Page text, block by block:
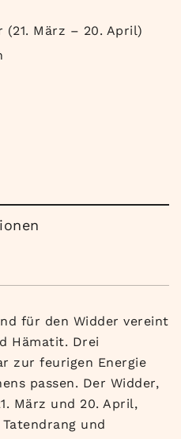
(21. März – 20. April)
für den Widder vereint
Hämatit. Drei
zur feurigen Energie
passen. Der Widder,
März und 20. April,
und